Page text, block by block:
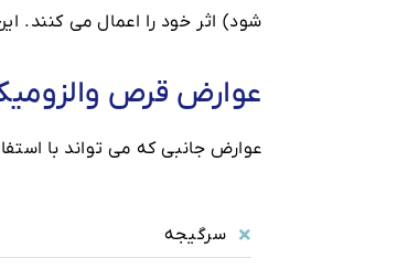
شود) اثر خود را اعمال می کنند.
عوارض قرص
عوارض جانبی که می تواند با
سرگیجه